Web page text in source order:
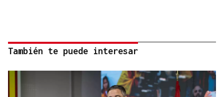
También te puede interesar